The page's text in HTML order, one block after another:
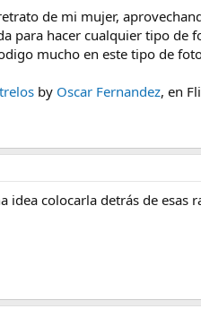
de mi mujer,
para hacer cualquier tipo de
mucho en este tipo de
by Oscar Fernandez, en
idea colocarla detrás de esas